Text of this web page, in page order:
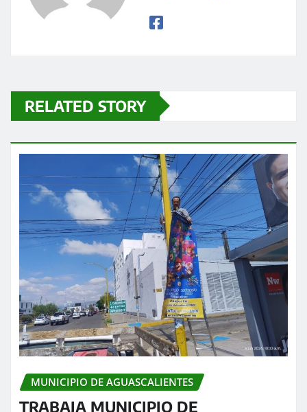
RELATED STORY
MUNICIPIO DE AGUASCALIENTES
TRABAJA MUNICIPIO DE